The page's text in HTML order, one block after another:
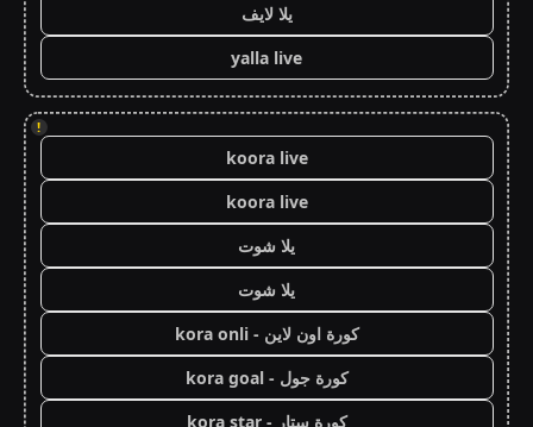
يلا لايف
yalla live
!
koora live
koora live
يلا شوت
يلا شوت
كورة اون لاين - kora onli
كورة جول - kora goal
كورة ستار - kora star